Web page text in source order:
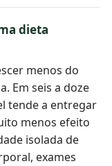
dieta
menos do
Em seis a doze
tende a entregar
menos efeito
isolada de
exames